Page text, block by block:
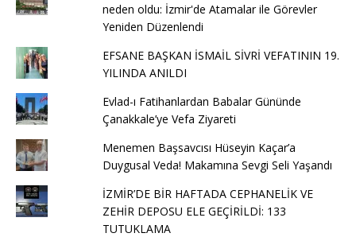
neden oldu: İzmir'de Atamalar ile Görevler
Yeniden Düzenlendi
EFSANE BAŞKAN İSMAİL SİVRİ VEFATININ 19.
YILINDA ANILDI
Evlad-ı Fatihanlardan Babalar Gününde
Çanakkale’ye Vefa Ziyareti
Menemen Başsavcısı Hüseyin Kaçar’a
Duygusal Veda! Makamına Sevgi Seli Yaşandı
İZMİR’DE BİR HAFTADA CEPHANELİK VE
ZEHİR DEPOSU ELE GEÇİRİLDİ: 133
TUTUKLAMA